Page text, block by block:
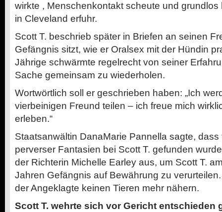
wirkte , Menschenkontakt scheute und grundlos
in Cleveland erfuhr.
Scott T. beschrieb später in Briefen an seinen
Gefängnis sitzt, wie er Oralsex mit der Hündin
Jährige schwärmte regelrecht von seiner
Sache gemeinsam zu wiederholen.
Wortwörtlich soll er geschrieben haben: „Ich
vierbeinigen Freund teilen – ich freue mich
erleben.“
Staatsanwältin DanaMarie Pannella sagte,
perverser Fantasien bei Scott T. gefunden
der Richterin Michelle Earley aus, um Scott T.
Jahren Gefängnis auf Bewährung zu
der Angeklagte keinen Tieren mehr nähern.
Scott T. wehrte sich vor Gericht entschieden